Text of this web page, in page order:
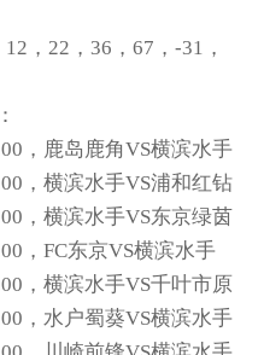
，22，36，67，-31，
，鹿岛鹿角VS横滨水手
，横滨水手VS浦和红钻
，横滨水手VS东京绿茵
，FC东京VS横滨水手
，横滨水手VS千叶市原
，水户蜀葵VS横滨水手